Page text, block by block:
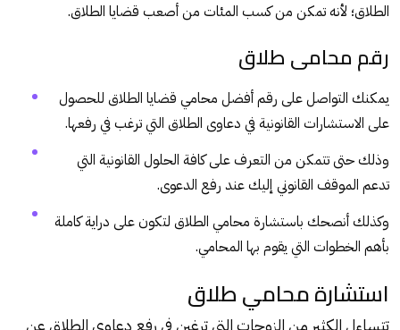
الطلاق؛ لأنه تمكن من كسب المئات من أصعب قضايا الطلاق.
رقم محامى طلاق
يمكنك التواصل على رقم أفضل محامي قضايا الطلاق للحصول
على الاستشارات القانونية في دعاوى الطلاق التي ترغب في رفعها.
وذلك حتى تتمكن من التعرف على كافة الحلول القانونية التي
تدعم الموقف القانوني إليك عند رفع الدعوى.
وكذلك أنصحك باستشارة محامي الطلاق لتكون على دراية كاملة
بأهم الخطوات التي يقوم بها المحامي.
استشارة محامي طلاق